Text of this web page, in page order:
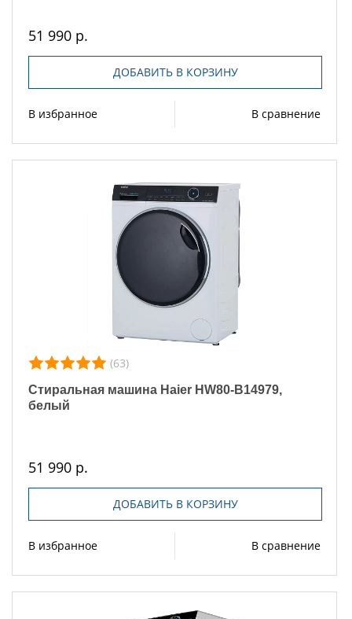
51 990 р.
ДОБАВИТЬ В КОРЗИНУ
В избранное В сравнение
(63)
Стиральная машина Haier HW80-B14979,
белый
51 990 р.
ДОБАВИТЬ В КОРЗИНУ
В избранное В сравнение